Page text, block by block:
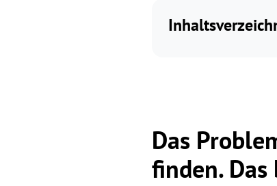
Das
finden.